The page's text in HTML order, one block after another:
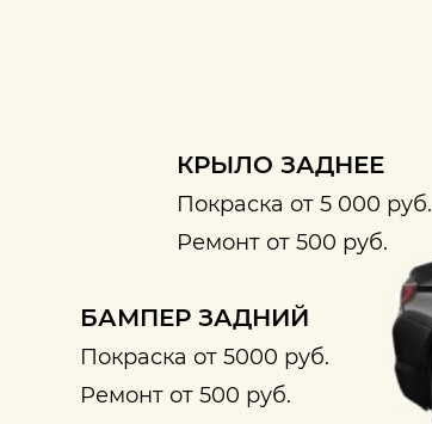
КРЫЛО ЗАДНЕЕ
Покраска от 5 000 руб.
Ремонт от 500 руб.
БАМПЕР ЗАДНИЙ
Покраска от 5000 руб.
Ремонт от 500 руб.